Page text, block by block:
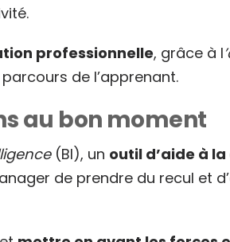
professionnelle, grâce à l
de l’apprenant.
au bon moment
(BI), un outil d’aide à
de prendre du recul et